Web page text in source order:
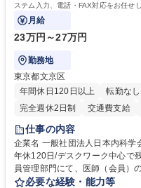
ステム入力、電話・FAX対応をお任せ
などにも幅広く携わっていただきます。
月給
23万円～27万円
勤務地
東京都文京区
年間休日120日以上
転勤なし
完全週休2日制
交通費支給
仕事の内容
企業名 一般社団法人日本内科学会 求人名 第二新卒歓迎！【正社員事
年休120日/デスクワーク中心で残業少なめ 仕事の内容
員管理部門にて、医師（会員）
テム入力、電話・FAX対応をお
必要な経験・能力等